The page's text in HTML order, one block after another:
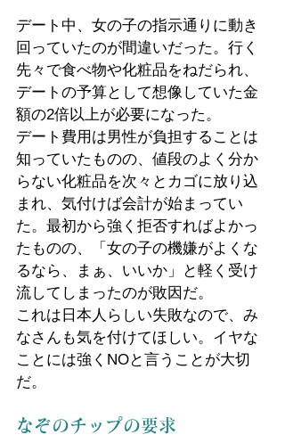
デート中、女の子の指示通りに動き
回っていたのが間違いだった。行く
先々で食べ物や化粧品をねだられ、
デートの予算として想像していた金
額の2倍以上が必要になった。
デート費用は男性が負担することは
知っていたものの、値段のよく分か
らない化粧品を次々とカゴに放り込
まれ、気付けば会計が始まってい
た。最初から強く拒否すればよかっ
たものの、「女の子の機嫌がよくな
るなら、まぁ、いいか」と軽く受け
流してしまったのが敗因だ。
これは日本人らしい失敗なので、み
なさんも気を付けてほしい。イヤな
ことには強くNOと言うことが大切
だ。
なぞのチップの要求